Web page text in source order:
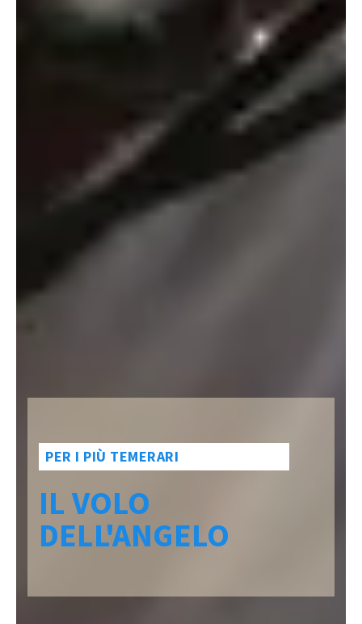
PER I PIÙ TEMERARI
IL VOLO
DELL'ANGELO